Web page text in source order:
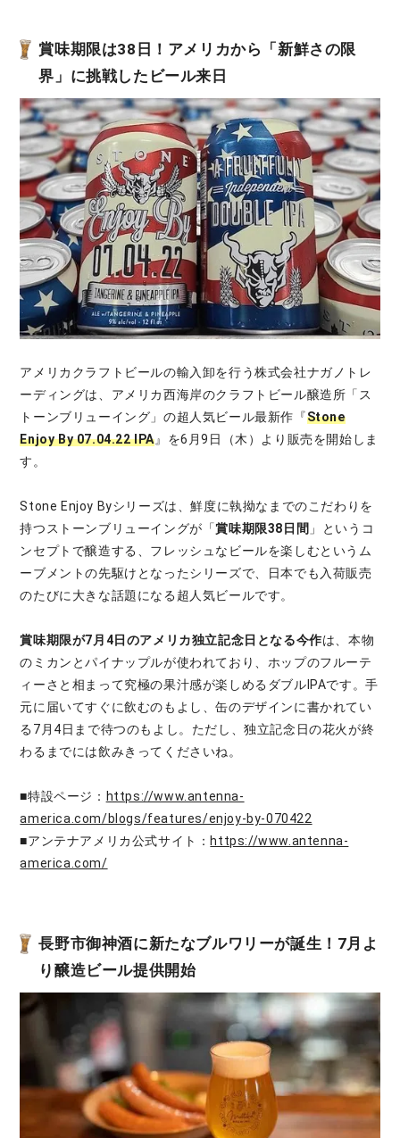
賞味期限は38日！アメリカから「新鮮さの限
界」に挑戦したビール来日
アメリカクラフトビールの輸入卸を行う株式会社ナガノトレ
ーディングは、アメリカ西海岸のクラフトビール醸造所「ス
トーンブリューイング」の超人気ビール最新作『Stone
Enjoy By 07.04.22 IPA』を6月9日（木）より販売を開始しま
す。
Stone Enjoy Byシリーズは、鮮度に執拗なまでのこだわりを
持つストーンブリューイングが「賞味期限38日間 」というコ
ンセプトで醸造する、フレッシュなビールを楽しむというム
ーブメントの先駆けとなったシリーズで、日本でも入荷販売
のたびに大きな話題になる超人気ビールです。
賞味期限が7月4日のアメリカ独立記念日となる今作は、本物
のミカンとパイナップルが使われており、ホップのフルーテ
ィーさと相まって究極の果汁感が楽しめるダブルIPAです。手
元に届いてすぐに飲むのもよし、缶のデザインに書かれてい
る7月4日まで待つのもよし。ただし、独立記念日の花火が終
わるまでには飲みきってくださいね。
■特設ページ： https://www.antenna-
america.com/blogs/features/enjoy-by-070422
■アンテナアメリカ公式サイト：https://www.antenna-
america.com/
長野市御神酒に新たなブルワリーが誕生！7月よ
り醸造ビール提供開始